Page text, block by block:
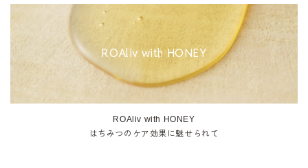
ROAliv with HONEY
ROAliv with HONEY
はちみつのケア効果に魅せられて